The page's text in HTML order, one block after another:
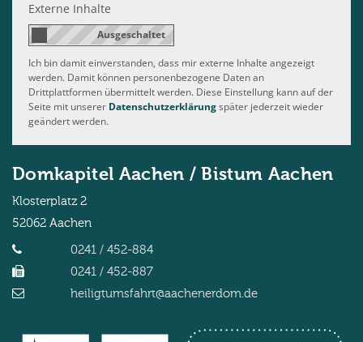
Externe Inhalte
Ich bin damit einverstanden, dass mir externe Inhalte angezeigt
werden. Damit können personenbezogene Daten an
Drittplattformen übermittelt werden. Diese Einstellung kann auf der
Seite mit unserer Datenschutzerklärungspäter jederzeit wieder
geändert werden.
Domkapitel Aachen / Bistum Aachen
Klosterplatz 2
52062 Aachen
0241 / 452-884
0241 / 452-887
heiligtumsfahrt@aachenerdom.de